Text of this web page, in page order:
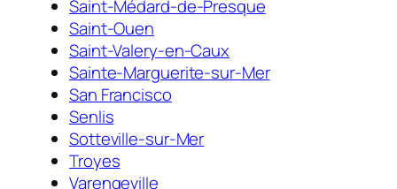
Saint-Médard-de-Presque
Saint-Ouen
Saint-Valery-en-Caux
Sainte-Marguerite-sur-Mer
San Francisco
Senlis
Sotteville-sur-Mer
Troyes
Varengeville